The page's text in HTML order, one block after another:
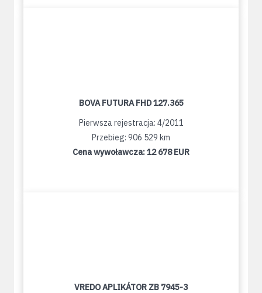
BOVA FUTURA FHD 127.365
Pierwsza rejestracja: 4/2011
Przebieg: 906 529 km
Cena wywoławcza:12 678 EUR
VREDO APLIKÁTOR ZB 7945-3